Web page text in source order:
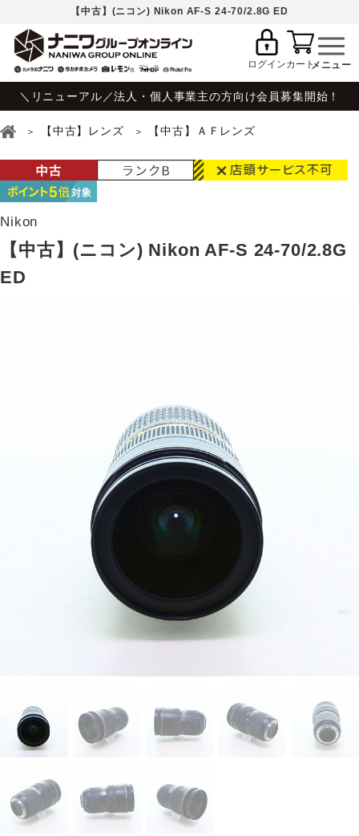
【中古】(ニコン) Nikon AF-S 24-70/2.8G ED
ログインカート
＼リニューアル／法人・個人事業主の方向け会員募集開始！
【中古】レンズ 【中古】ＡＦレンズ
Nikon
【中古】(ニコン) Nikon AF-S 24-70/2.8G
ED